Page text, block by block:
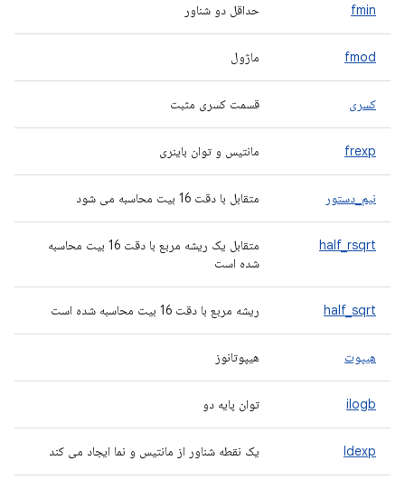
fmin حداقل دو شناور
fmod ماژول
کسری قسمت کسری مثبت
frexp مانتیس و توان باینری
نیم_دستور متقابل با دقت 16 بیت محاسبه می شود
half_rsqrt
متقابل یک ریشه مربع با دقت 16 بیت محاسبه
شده است
half_sqrt ریشه مربع با دقت 16 بیت محاسبه شده است
هیپوت هیپوتانوز
ilogb توان پایه دو
ldexp یک نقطه شناور از مانتیس و نما ایجاد می کند